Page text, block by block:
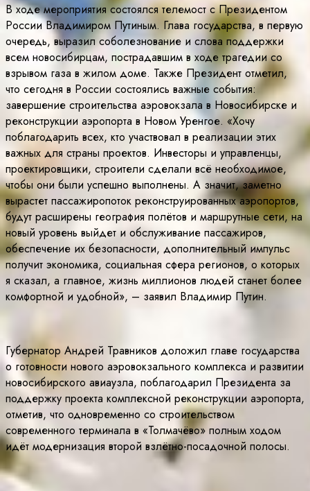
В ходе мероприятия состоялся телемост с Президентом
России Владимиром Путиным. Глава государства, в первую
очередь, выразил соболезнование и слова поддержки
всем новосибирцам, пострадавшим в ходе трагедии со
взрывом газа в жилом доме. Также Президент отметил,
что сегодня в России состоялись важные события:
завершение строительства аэровокзала в Новосибирске и
реконструкции аэропорта в Новом Уренгое. «Хочу
поблагодарить всех, кто участвовал в реализации этих
важных для страны проектов. Инвесторы и управленцы,
проектировщики, строители сделали всё необходимое,
чтобы они были успешно выполнены. А значит, заметно
вырастет пассажиропоток реконструированных аэропортов,
будут расширены география полётов и маршрутные сети, на
новый уровень выйдет и обслуживание пассажиров,
обеспечение их безопасности, дополнительный импульс
получит экономика, социальная сфера регионов, о которых
я сказал, а главное, жизнь миллионов людей станет более
комфортной и удобной», – заявил Владимир Путин.
Губернатор Андрей Травников доложил главе государства
о готовности нового аэровокзального комплекса и развитии
новосибирского авиаузла, поблагодарил Президента за
поддержку проекта комплексной реконструкции аэропорта,
отметив, что одновременно со строительством
современного терминала в «Толмачёво» полным ходом
идёт модернизация второй взлётно-посадочной полосы.